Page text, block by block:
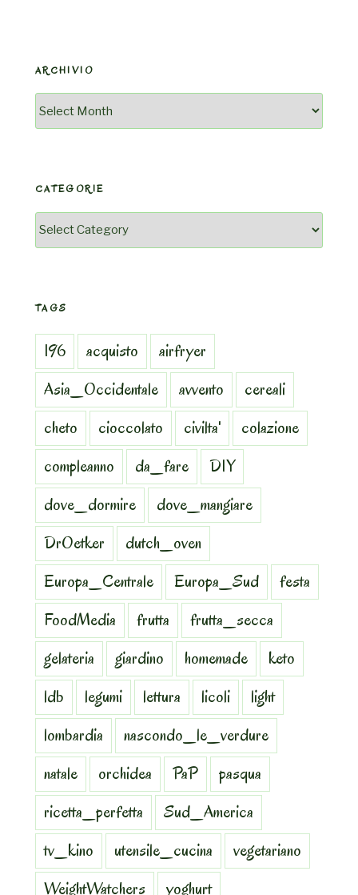
ARCHIVIO
Archivio
CATEGORIE
Categorie
TAGS
196 acquisto
airfryer
Asia_Occidentale
avvento
cereali
cheto
cioccolato civilta'
colazione
compleanno
da_fare
DIY
dove_dormire
dove_mangiare
DrOetker
dutch_oven
Europa_Centrale
Europa_Sud
festa
FoodMedia
frutta
frutta_secca
gelateria
giardino homemade
keto
ldb
legumi lettura licoli
light
lombardia
nascondo_le_verdure
natale
orchidea PaP
pasqua
ricetta_perfetta
Sud_America
tv_kino
utensile_cucina
vegetariano
WeightWatchers
yoghurt